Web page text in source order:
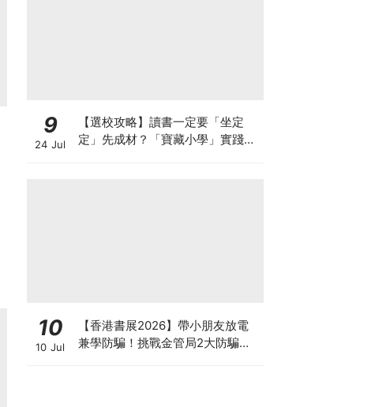
9
24 Jul
【選校攻略】讀書一定要「坐定
定」先成材？「寶藏小學」實踐動
10
10 Jul
【香港書展2026】帶小朋友放電
兼學防騙！挑戰金管局2大防騙遊